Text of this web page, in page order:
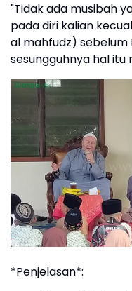
"Tidak ada musibah
pada diri kalian
al mahfudz) sebelum
sesungguhnya hal itu
*Penjelasan*: